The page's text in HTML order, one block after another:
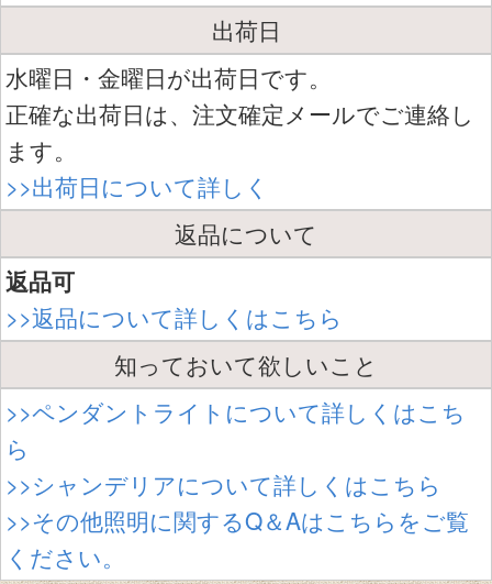
出荷日
水曜日・金曜日が出荷日です。
正確な出荷日は、注文確定メールでご連絡し
ます。
>>出荷日について詳しく
返品について
返品可
>>返品について詳しくはこちら
知っておいて欲しいこと
>>ペンダントライトについて詳しくはこち
ら
>>シャンデリアについて詳しくはこちら
>>その他照明に関するQ＆Aはこちらをご覧
ください。